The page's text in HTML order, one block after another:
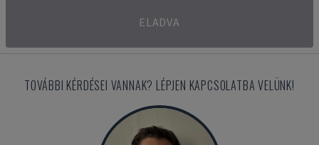
ELADVA
TOVÁBBI KÉRDÉSEI VANNAK? LÉPJEN KAPCSOLATBA VELÜNK!